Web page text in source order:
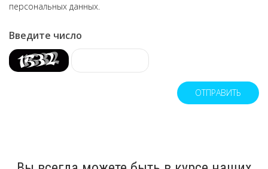
персональных данных.
Введите число
ОТПРАВИТЬ